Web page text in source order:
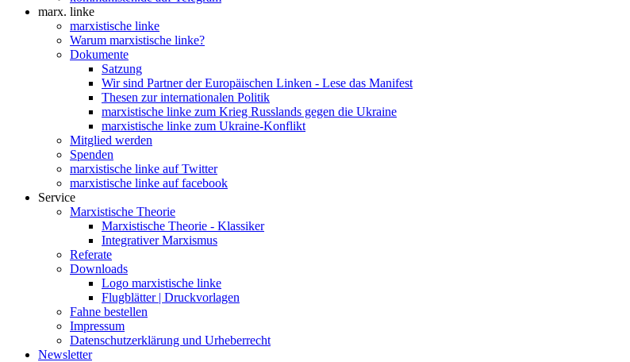
marx. linke
marxistische linke
Warum marxistische linke?
Dokumente
Satzung
Wir sind Partner der Europäischen Linken - Lese das Manifest
Thesen zur internationalen Politik
marxistische linke zum Krieg Russlands gegen die Ukraine
marxistische linke zum Ukraine-Konflikt
Mitglied werden
Spenden
marxistische linke auf Twitter
marxistische linke auf facebook
Service
Marxistische Theorie
Marxistische Theorie - Klassiker
Integrativer Marxismus
Referate
Downloads
Logo marxistische linke
Flugblätter | Druckvorlagen
Fahne bestellen
Impressum
Datenschutzerklärung und Urheberrecht
Newsletter